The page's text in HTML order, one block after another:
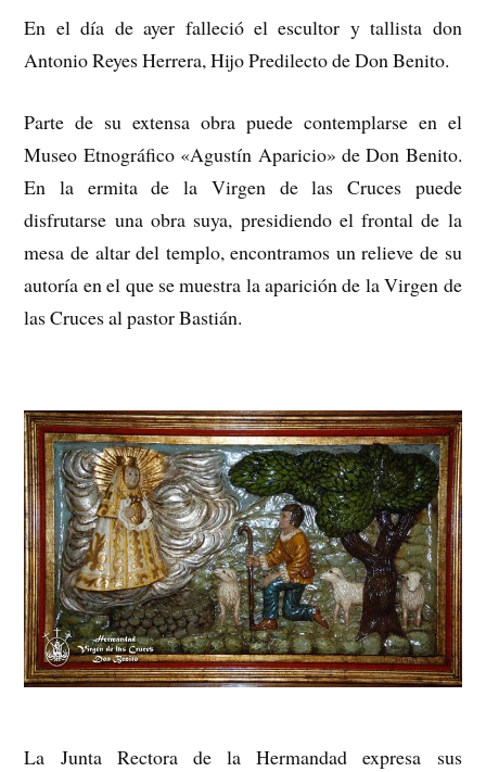
En el día de ayer falleció el escultor y tallista don
Antonio Reyes Herrera, Hijo Predilecto de Don Benito.
Parte de su extensa obra puede contemplarse en el
Museo Etnográfico «Agustín Aparicio» de Don Benito.
En la ermita de la Virgen de las Cruces puede
disfrutarse una obra suya, presidiendo el frontal de la
mesa de altar del templo, encontramos un relieve de su
autoría en el que se muestra la aparición de la Virgen de
las Cruces al pastor Bastián.
La Junta Rectora de la Hermandad expresa sus